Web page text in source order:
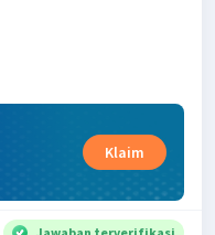
Klaim